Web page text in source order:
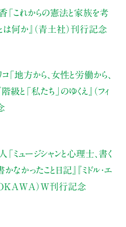
「これからの憲法と家族を考
は何か』（青土社）刊行記念
「地方から、女性と労働から、
『階級と「私たち」のゆくえ』（フィ
「ミュージシャンと心理士、書く
なかったこと日記』『ミドル・エ
）W刊行記念